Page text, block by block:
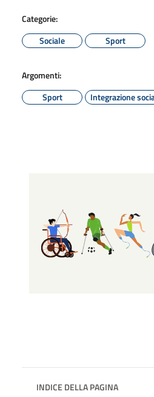
Categorie:
Sociale
Sport
Argomenti:
Sport
Integrazione
INDICE DELLA PAGINA